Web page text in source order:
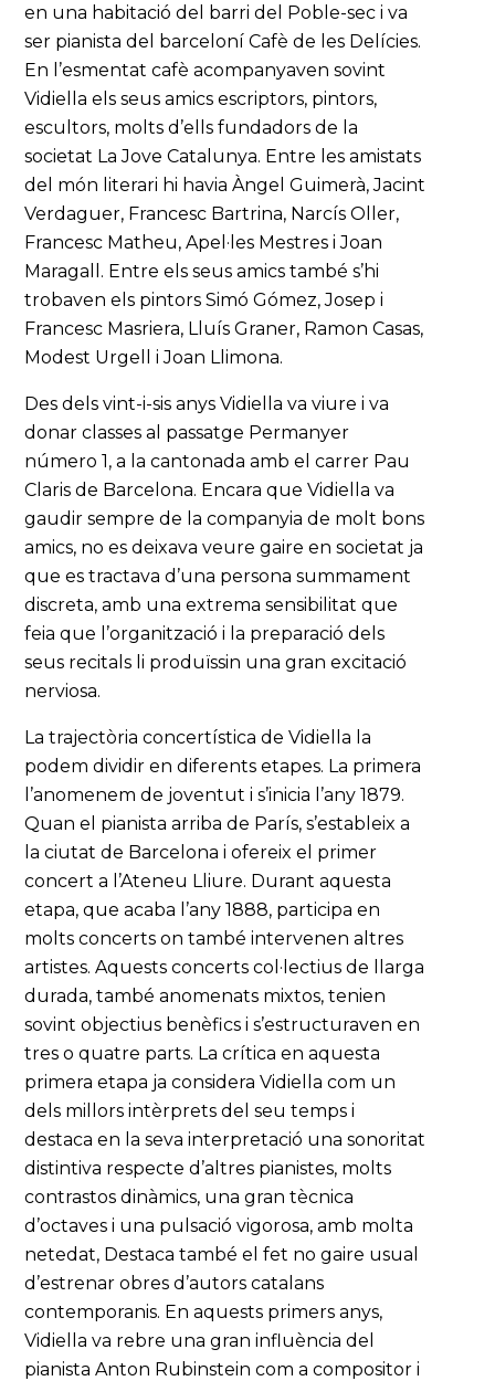
en una habitació del barri del Poble-sec i va
ser pianista del barceloní Cafè de les Delícies.
En l’esmentat cafè acompanyaven sovint
Vidiella els seus amics escriptors, pintors,
escultors, molts d’ells fundadors de la
societat La Jove Catalunya. Entre les amistats
del món literari hi havia Àngel Guimerà, Jacint
Verdaguer, Francesc Bartrina, Narcís Oller,
Francesc Matheu, Apel·les Mestres i Joan
Maragall. Entre els seus amics també s’hi
trobaven els pintors Simó Gómez, Josep i
Francesc Masriera, Lluís Graner, Ramon Casas,
Modest Urgell i Joan Llimona.
Des dels vint-i-sis anys Vidiella va viure i va
donar classes al passatge Permanyer
número 1, a la cantonada amb el carrer Pau
Claris de Barcelona. Encara que Vidiella va
gaudir sempre de la companyia de molt bons
amics, no es deixava veure gaire en societat ja
que es tractava d’una persona summament
discreta, amb una extrema sensibilitat que
feia que l’organització i la preparació dels
seus recitals li produïssin una gran excitació
nerviosa.
La trajectòria concertística de Vidiella la
podem dividir en diferents etapes. La primera
l’anomenem de joventut i s’inicia l’any 1879.
Quan el pianista arriba de París, s’estableix a
la ciutat de Barcelona i ofereix el primer
concert a l’Ateneu Lliure. Durant aquesta
etapa, que acaba l’any 1888, participa en
molts concerts on també intervenen altres
artistes. Aquests concerts col·lectius de llarga
durada, també anomenats mixtos, tenien
sovint objectius benèfics i s’estructuraven en
tres o quatre parts. La crítica en aquesta
primera etapa ja considera Vidiella com un
dels millors intèrprets del seu temps i
destaca en la seva interpretació una sonoritat
distintiva respecte d’altres pianistes, molts
contrastos dinàmics, una gran tècnica
d’octaves i una pulsació vigorosa, amb molta
netedat, Destaca també el fet no gaire usual
d’estrenar obres d’autors catalans
contemporanis. En aquests primers anys,
Vidiella va rebre una gran influència del
pianista Anton Rubinstein com a compositor i